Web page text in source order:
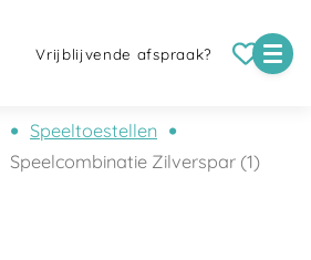
Vrijblijvende afspraak?
Speeltoestellen
Speelcombinatie Zilverspar (1)